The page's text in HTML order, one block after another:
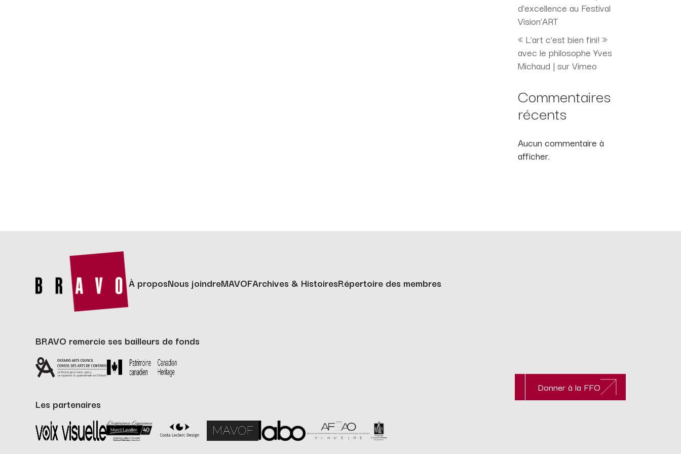
d’excellence au Festival
Vision’ART
« L’art c’est bien fini! »
avec le philosophe Yves
Michaud | sur Vimeo
Commentaires
récents
Aucun commentaire à
afficher.
À proposNous joindreMAVOFArchives & HistoiresRépertoire des membres
BRAVO remercie ses bailleurs de fonds
Les partenaires
Donner à la FFO